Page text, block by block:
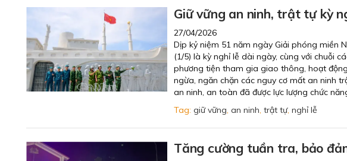
Giữ vững an ninh, trật tự kỳ
27/04/2026
Dịp kỷ niệm 51 năm ngày Giải phóng miền
(1/5) là kỳ nghỉ lễ dài ngày, cùng với chuỗi
phương tiện tham gia giao thông, hoạt
ngừa, ngăn chặn các nguy cơ mất an ninh
an ninh, an toàn đã được lực lượng chức
Tag: giữ vững, an ninh, trật tự, nghỉ lễ
Tăng cường tuần tra, bảo